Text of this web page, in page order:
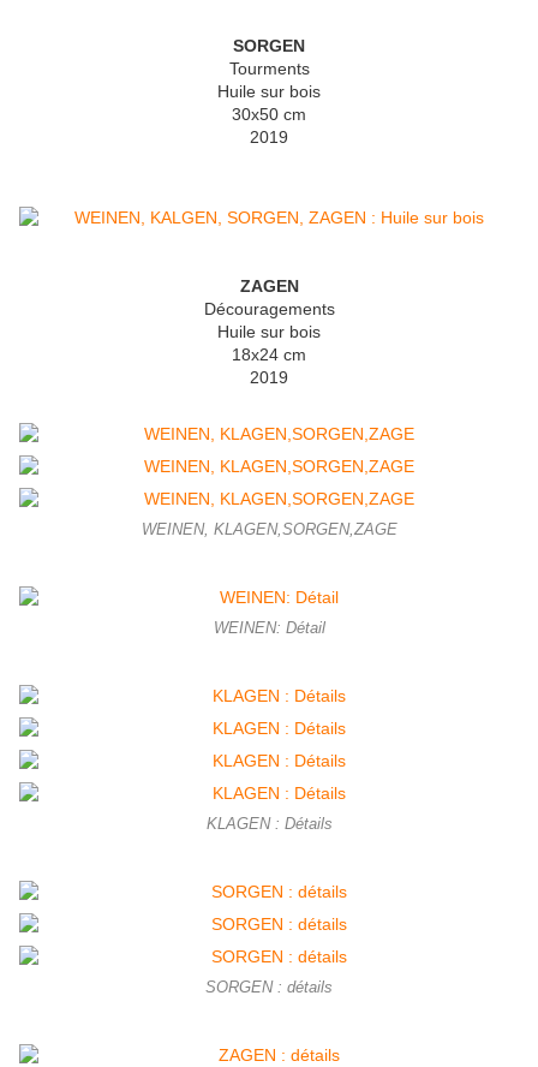
SORGEN
Tourments
Huile sur bois
30x50 cm
2019
ZAGEN
Découragements
Huile sur bois
18x24 cm
2019
WEINEN, KLAGEN,SORGEN,ZAGE
WEINEN: Détail
KLAGEN : Détails
SORGEN : détails